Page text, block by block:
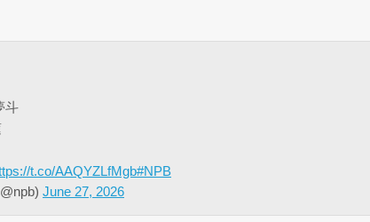
斗
t.co/AAQYZLfMgb#NPB
June 27, 2026